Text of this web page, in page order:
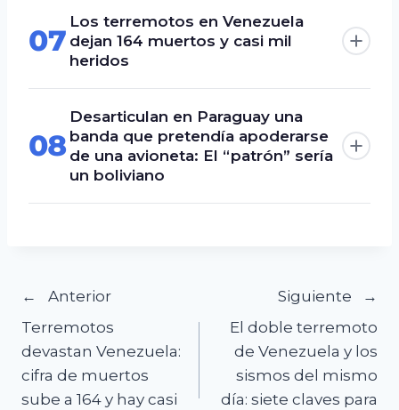
07
Los terremotos en Venezuela
dejan 164 muertos y casi mil
heridos
08
Desarticulan en Paraguay una
banda que pretendía apoderarse
de una avioneta: El “patrón” sería
un boliviano
Navegación
de
entradas
Anterior
Terremotos
devastan Venezuela:
cifra de muertos
sube a 164 y hay casi
Siguiente
El doble terremoto
de Venezuela y los
sismos del mismo
día: siete claves para